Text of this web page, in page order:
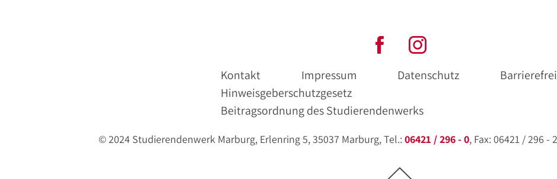
Kontakt Impressum Datenschutz
Hinweisgeberschutzgesetz
Beitragsordnung des Studierendenwerks
© 2024 Studierendenwerk Marburg, Erlenring 5, 35037 Marburg, Tel.: 06421 / 296 - 0, Fax: 06421 / 296 -